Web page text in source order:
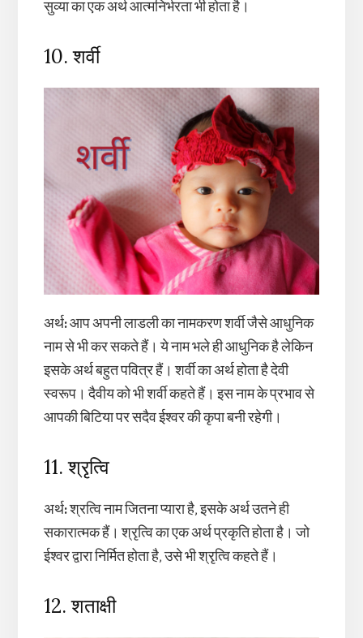
सुव्या का एक अर्थ आत्मनिर्भरता भी होता है।
10. शर्वी
अर्थ:आप अपनी लाडली का नामकरण शर्वी जैसे आधुनिक
नाम से भी कर सकते हैं। ये नाम भले ही आधुनिक है लेकिन
इसके अर्थ बहुत पवित्र हैं। शर्वी का अर्थ होता है देवी
स्वरूप। दैवीय को भी शर्वी कहते हैं। इस नाम के प्रभाव से
आपकी बिटिया पर सदैव ईश्वर की कृपा बनी रहेगी।
11. श्रृत्वि
अर्थ:श्रत्वि नाम जितना प्यारा है, इसके अर्थ उतने ही
सकारात्मक हैं। श्रृत्वि का एक अर्थ प्रकृति होता है। जो
ईश्वर द्वारा निर्मित होता है, उसे भी श्रृत्वि कहते हैं।
12. शताक्षी